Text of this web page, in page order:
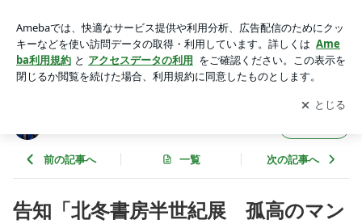
4) | ギャラリービブリオ店番日記 ～蕃茄庵日録～
アプリをダウンロードして ブログの更新通知
を受け取りまし
ょう。
開く
前の記事へ 一覧 次の記事へ
告知「北冬書房半世紀展 孤高のマン